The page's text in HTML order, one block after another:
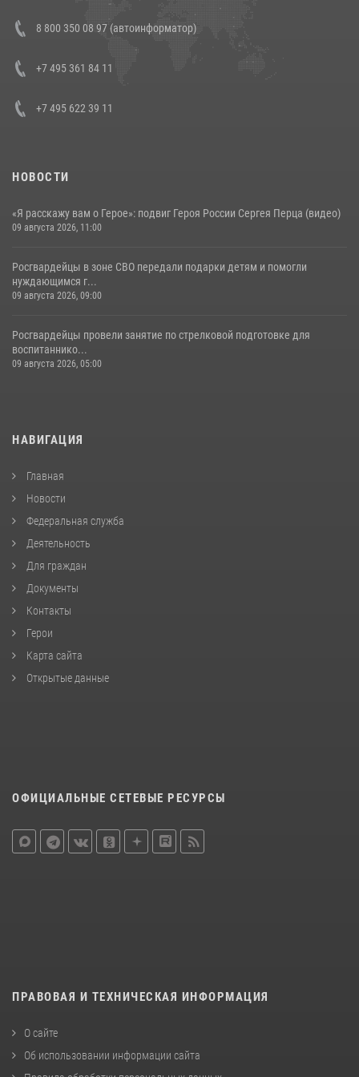
Состоялась рабочая встреча директора Росгвардии Героя России
генерала армии Виктора Золотова с заместителем полномочного
представителя Президента Российской Федерации в Северо-
Кавказском федеральном округе Виталием Кузнецовым
8 800 350 08 97 (автоинформатор)
+7 495 361 84 11
+7 495 622 39 11
НОВОСТИ
«Я расскажу вам о Герое»: подвиг Героя России Сергея Перца (видео)
09 августа 2026, 11:00
Росгвардейцы в зоне СВО передали подарки детям и помогли
нуждающимся г...
09 августа 2026, 09:00
Росгвардейцы провели занятие по стрелковой подготовке для
воспитаннико...
09 августа 2026, 05:00
НАВИГАЦИЯ
Главная
Новости
Федеральная служба
Деятельность
Для граждан
Документы
Контакты
Герои
Карта сайта
Открытые данные
ОФИЦИАЛЬНЫЕ СЕТЕВЫЕ РЕСУРСЫ
ПРАВОВАЯ И ТЕХНИЧЕСКАЯ ИНФОРМАЦИЯ
О сайте
Об использовании информации сайта